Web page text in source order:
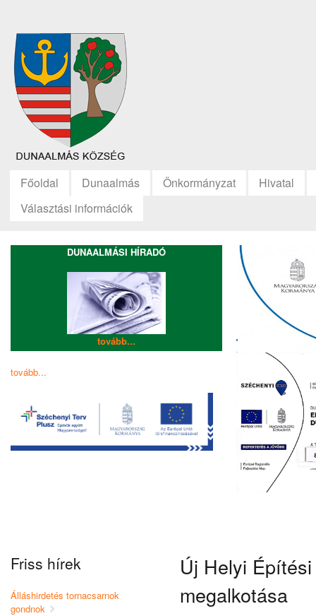
Főoldal Dunaalmás Önkormányzat
Hivatal
Választási információk
DUNAALMÁSI HÍRADÓ
tovább...
tovább...
Friss hírek
Álláshirdetés tornacsarnok
gondnok
Új Helyi
megalkotása